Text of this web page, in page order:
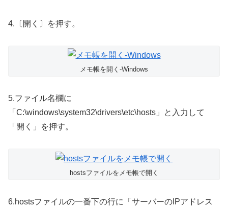
4.〔開く〕を押す。
メモ帳を開く-Windows
5.ファイル名欄に
「C:\windows\system32\drivers\etc\hosts」と入力して
「開く」を押す。
hostsファイルをメモ帳で開く
6.hostsファイルの一番下の行に「サーバーのIPアドレス